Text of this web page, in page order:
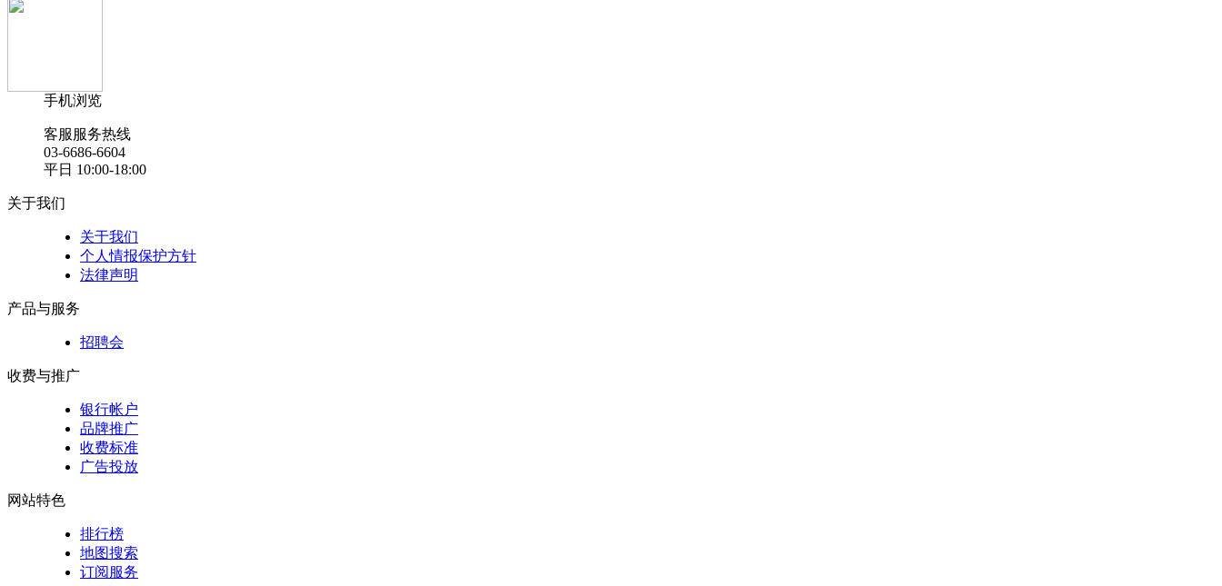
手机浏览
客服服务热线
03-6686-6604
平日 10:00-18:00
关于我们
关于我们
个人情报保护方针
法律声明
产品与服务
招聘会
收费与推广
银行帐户
品牌推广
收费标准
广告投放
网站特色
排行榜
地图搜索
订阅服务